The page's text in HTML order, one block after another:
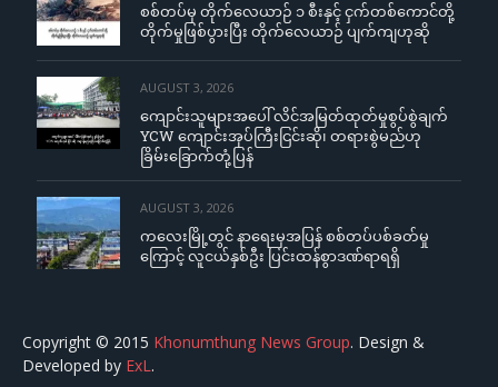
စစ်တပ်မှ တိုက်လေယာဉ် ၁ စီးနှင့် ငှက်တစ်ကောင်တို့
တိုက်မှုဖြစ်ပွားပြီး တိုက်လေယာဉ် ပျက်ကျဟုဆို
AUGUST 3, 2026
ကျောင်းသူများအပေါ် လိင်အမြတ်ထုတ်မှုစွပ်စွဲချက်
YCW ကျောင်းအုပ်ကြီးငြင်းဆို၊ တရားစွဲမည်ဟု
ခြိမ်းခြောက်တုံ့ပြန်
AUGUST 3, 2026
ကလေးမြို့တွင် နာရေးမှအပြန် စစ်တပ်ပစ်ခတ်မှု
ကြောင့် လူငယ်နှစ်ဦး ပြင်းထန်စွာဒဏ်ရာရရှိ
Copyright © 2015 Khonumthung News Group. Design &
Developed by ExL .